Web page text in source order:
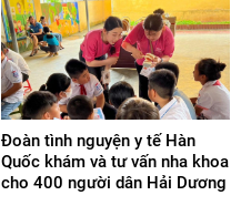
Đoàn tình nguyện y tế Hàn
Quốc khám và tư vấn nha khoa
cho 400 người dân Hải Dương